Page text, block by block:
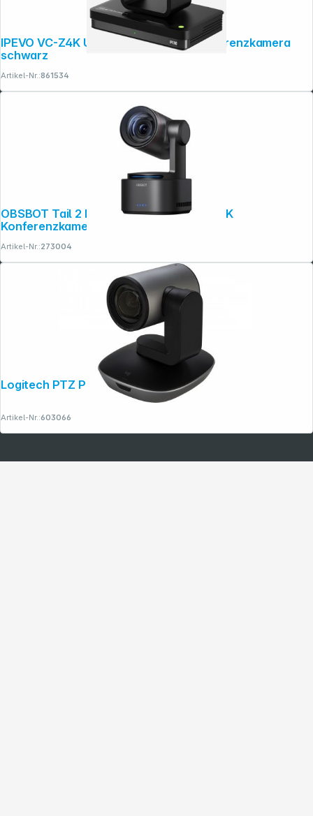
IPEVO VC-Z4K UHD 4K PTZ Video-Konferenzkamera
schwarz
Artikel-Nr.:861534
OBSBOT Tail 2 Remote Combo mit NDI, 4K
Konferenzkamera
Artikel-Nr.:273004
Logitech PTZ Pro 2
Artikel-Nr.:603066